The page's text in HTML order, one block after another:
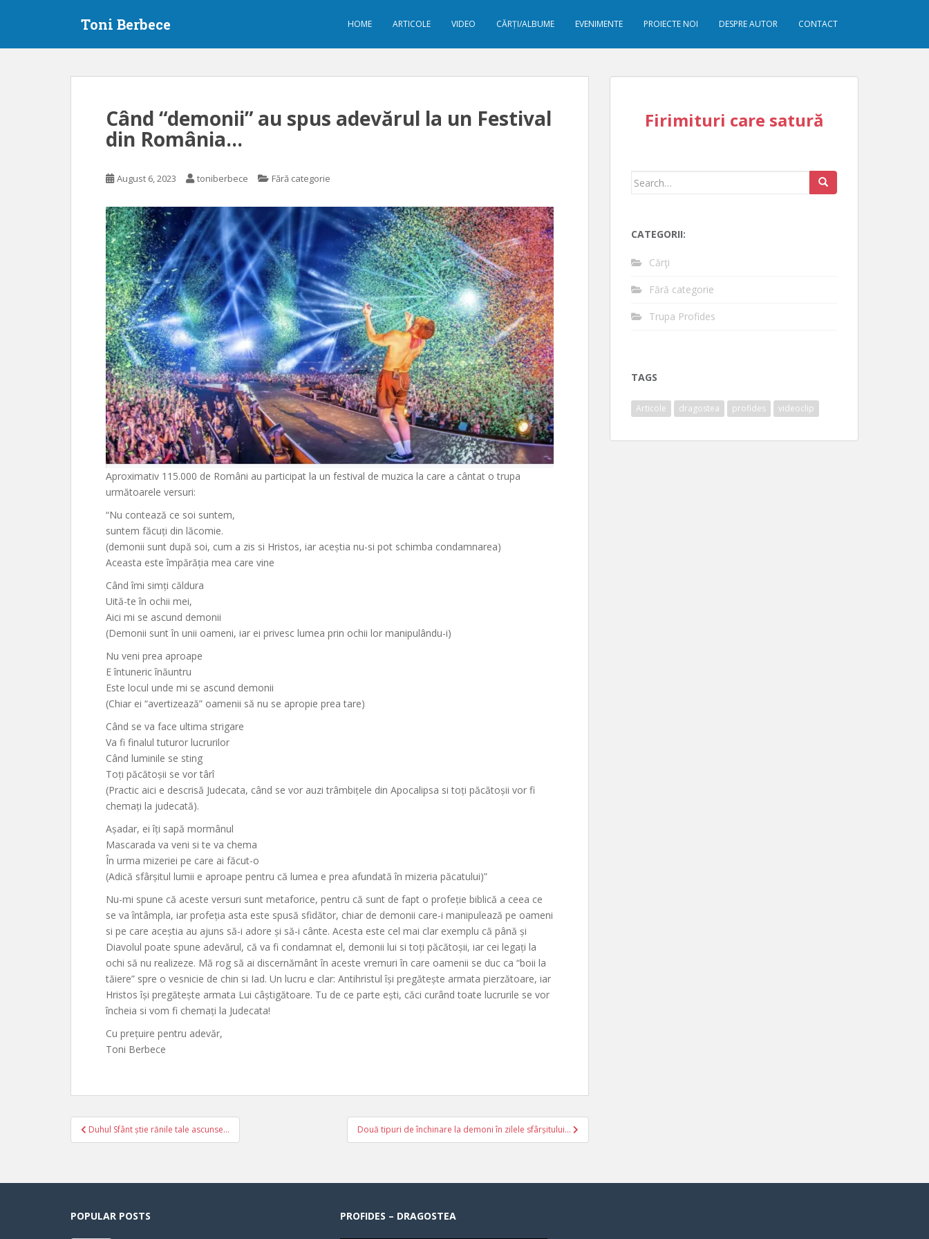
Toni Berbece HOME ARTICOLE VIDEO CĂRȚI/ALBUME EVENIMENTE PROIECTE NOI DESPRE AUTOR CONTACT
Când “demonii” au spus adevărul la un Festival
din România…
August 6, 2023 toniberbece Fără categorie
Aproximativ 115.000 de Români au participat la un festival de muzica la care a cântat o trupa
următoarele versuri:
“Nu contează ce soi suntem,
suntem făcuți din lăcomie.
(demonii sunt după soi, cum a zis si Hristos, iar aceștia nu-si pot schimba condamnarea)
Aceasta este împărăția mea care vine
Când îmi simți căldura
Uită-te în ochii mei,
Aici mi se ascund demonii
(Demonii sunt în unii oameni, iar ei privesc lumea prin ochii lor manipulându-i)
Nu veni prea aproape
E întuneric înăuntru
Este locul unde mi se ascund demonii
(Chiar ei “avertizează” oamenii să nu se apropie prea tare)
Când se va face ultima strigare
Va fi finalul tuturor lucrurilor
Când luminile se sting
Toți păcătoșii se vor târî
(Practic aici e descrisă Judecata, când se vor auzi trâmbițele din Apocalipsa si toți păcătoșii vor fi
chemați la judecată).
Așadar, ei îți sapă mormânul
Mascarada va veni si te va chema
În urma mizeriei pe care ai făcut-o
(Adică sfârșitul lumii e aproape pentru că lumea e prea afundată în mizeria păcatului)”
Nu-mi spune că aceste versuri sunt metaforice, pentru că sunt de fapt o profeție biblică a ceea ce
se va întâmpla, iar profeția asta este spusă sfidător, chiar de demonii care-i manipulează pe oameni
si pe care aceștia au ajuns să-i adore și să-i cânte. Acesta este cel mai clar exemplu că până și
Diavolul poate spune adevărul, că va fi condamnat el, demonii lui si toți păcătoșii, iar cei legați la
ochi să nu realizeze. Mă rog să ai discernământ în aceste vremuri în care oamenii se duc ca “boii la
tăiere” spre o vesnicie de chin si Iad. Un lucru e clar: Antihristul își pregătește armata pierzătoare, iar
Hristos își pregătește armata Lui câștigătoare. Tu de ce parte ești, căci curând toate lucrurile se vor
încheia si vom fi chemați la Judecata!
Cu prețuire pentru adevăr,
Toni Berbece
Post
navigation
Duhul Sfânt știe rănile tale ascunse… Două tipuri de închinare la demoni în zilele sfârșitului…
Firimituri care satură
Search
CATEGORII:
Cărţi
Fără categorie
Trupa Profides
TAGS
Articole dragostea profides videoclip
POPULAR POSTS PROFIDES – DRAGOSTEA